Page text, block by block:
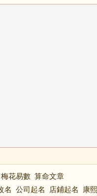
梅花易數 算命文章
名 公司起名 店鋪起名 康